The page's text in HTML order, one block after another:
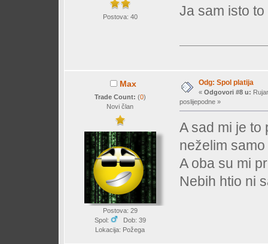
Postova: 40 Ja sam isto
Max
Trade Count: (0)
Novi član
Postova: 29
Spol:
Dob: 39
Lokacija: Požega
Odg: Spol platija
« Odgovori #8 u:
poslijepodne »
A sad mi je to
neželim
A oba su mi
Nebih htio ni